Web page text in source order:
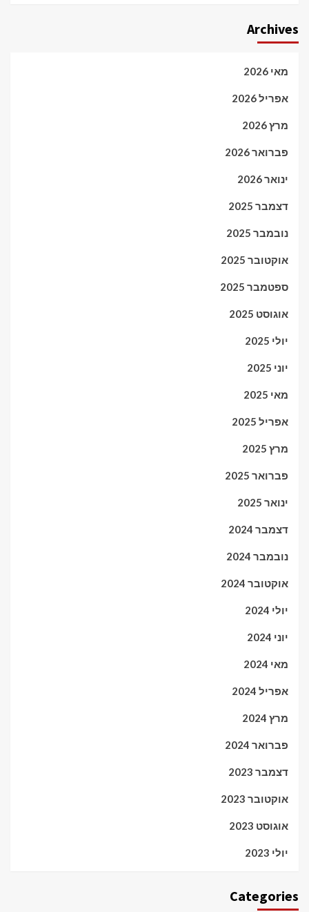
Archives
מאי 2026
אפריל 2026
מרץ 2026
פברואר 2026
ינואר 2026
דצמבר 2025
נובמבר 2025
אוקטובר 2025
ספטמבר 2025
אוגוסט 2025
יולי 2025
יוני 2025
מאי 2025
אפריל 2025
מרץ 2025
פברואר 2025
ינואר 2025
דצמבר 2024
נובמבר 2024
אוקטובר 2024
יולי 2024
יוני 2024
מאי 2024
אפריל 2024
מרץ 2024
פברואר 2024
דצמבר 2023
אוקטובר 2023
אוגוסט 2023
יולי 2023
Categories